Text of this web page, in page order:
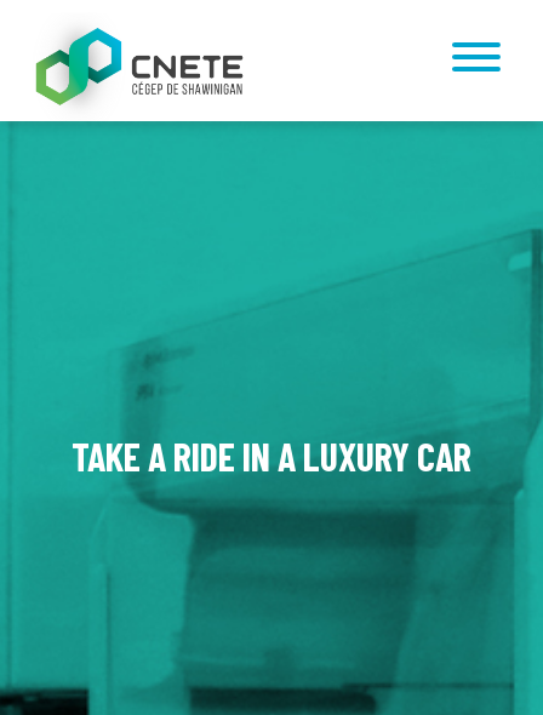
TAKE A RIDE IN A LUXURY CAR